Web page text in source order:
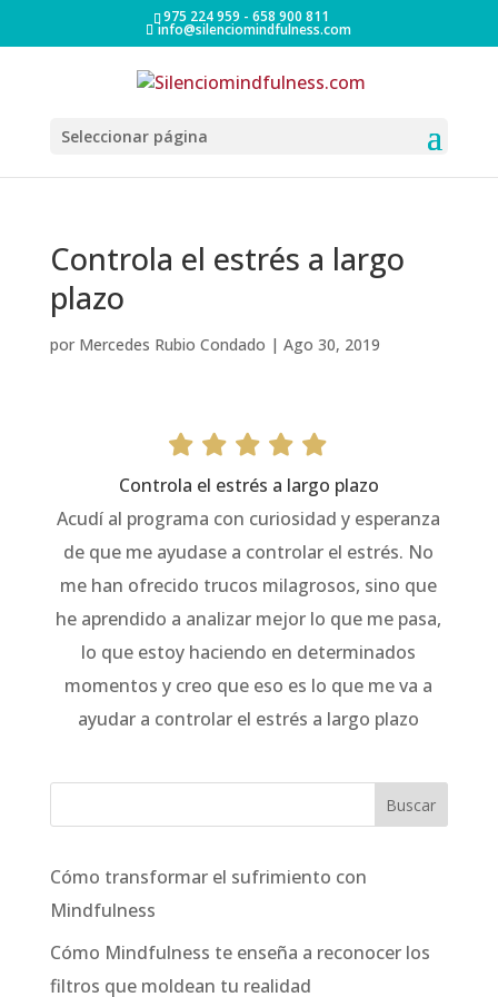
975 224 959 - 658 900 811
info@silenciomindfulness.com
Seleccionar página
Controla el estrés a largo
plazo
por Mercedes Rubio Condado | Ago 30, 2019
Controla el estrés a largo plazo
Acudí al programa con curiosidad y esperanza
de que me ayudase a controlar el estrés. No
me han ofrecido trucos milagrosos, sino que
he aprendido a analizar mejor lo que me pasa,
lo que estoy haciendo en determinados
momentos y creo que eso es lo que me va a
ayudar a controlar el estrés a largo plazo
Cómo transformar el sufrimiento con
Mindfulness
Cómo Mindfulness te enseña a reconocer los
filtros que moldean tu realidad